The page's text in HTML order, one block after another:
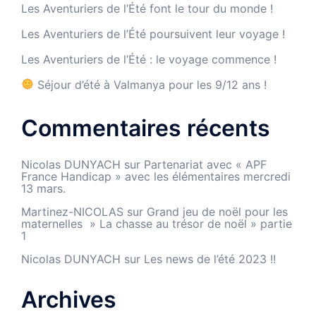
Les Aventuriers de l’Été font le tour du monde !
Les Aventuriers de l’Été poursuivent leur voyage !
Les Aventuriers de l’Été : le voyage commence !
Séjour d’été à Valmanya pour les 9/12 ans !
Commentaires récents
Nicolas DUNYACH sur Partenariat avec « APF
France Handicap » avec les élémentaires mercredi
13 mars.
Martinez-NICOLAS sur Grand jeu de noël pour les
maternelles » La chasse au trésor de noël » partie
1
Nicolas DUNYACH sur Les news de l’été 2023 !!
Archives